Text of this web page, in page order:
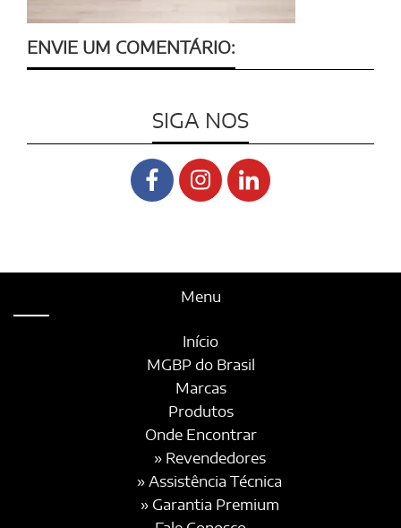
ENVIE UM COMENTÁRIO:
SIGA NOS
Menu
Início
MGBP do Brasil
Marcas
Produtos
Onde Encontrar
» Revendedores
» Assistência Técnica
» Garantia Premium